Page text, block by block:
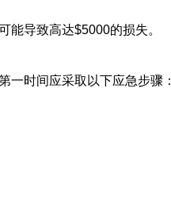
能导致高达$5000的损失。
一时间应采取以下应急步骤：